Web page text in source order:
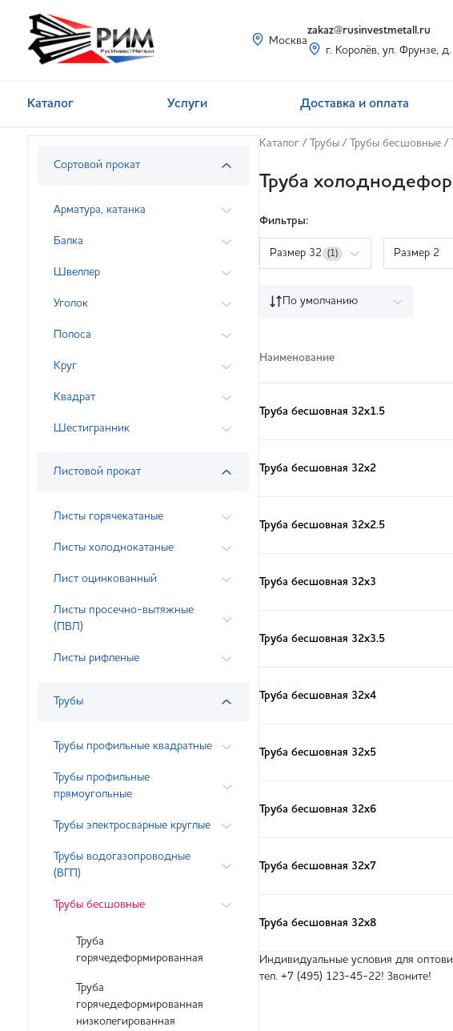
Москва
zakaz@rusinvestmetall.ru
г. Королёв, ул. Фрунзе,
Каталог Услуги Доставка и оплата
Сортовой прокат
Арматура, катанка
Балка
Швеллер
Уголок
Полоса
Круг
Квадрат
Шестигранник
Листовой прокат
Листы горячекатаные
Листы холоднокатаные
Лист оцинкованный
Листы просечно-вытяжные
(ПВЛ)
Листы рифленые
Трубы
Трубы профильные квадратные
Трубы профильные
прямоугольные
Трубы электросварные круглые
Трубы водогазопроводные
(ВГП)
Трубы бесшовные
Труба
горячедеформированная
Труба
горячедеформированная
низколегированная
Каталог / Трубы / Трубы бесшовные /
Труба
Фильтры:
Размер 32 (1) Размер 2
По умолчанию
Наименование
Труба бесшовная 32х1.5
Труба бесшовная 32х2
Труба бесшовная 32х2.5
Труба бесшовная 32х3
Труба бесшовная 32х3.5
Труба бесшовная 32х4
Труба бесшовная 32х5
Труба бесшовная 32х6
Труба бесшовная 32х7
Труба бесшовная 32х8
Индивидуальные условия для
тел. +7 (495) 123-45-22! Звоните!